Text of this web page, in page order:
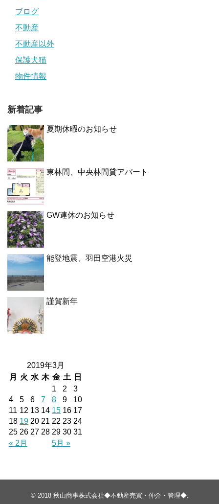
ブログ
不動産
不動産以外
保護犬猫
物件情報
新着記事
夏期休暇のお知らせ
東林間、中央林間貸アパート
GW連休のお知らせ
能登地震、羽田空港火災
謹賀新年
2019年3月
月
火 水 木 金 土 日
« 2月 5月 »
1 2
3
4
5 6 7 8 9
10
11 12 13 14 15 16 17
18 19 20 21 22 23 24
25 26 27 28 29 30 31
© 2018 秋山商事株式会社◆不動産売買・仲介・管理◆.